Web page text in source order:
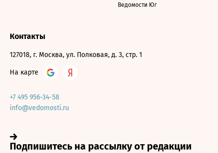
Ведомости Юг
Контакты
127018, г. Москва, ул. Полковая, д. 3, стр. 1
На карте
+7 495 956-34-58
info@vedomosti.ru